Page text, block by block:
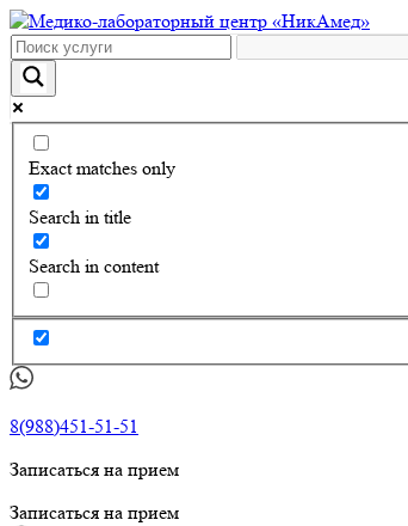
Exact matches only
Search in title
Search in content
8(988)451-51-51
Записаться на прием
Записаться на прием